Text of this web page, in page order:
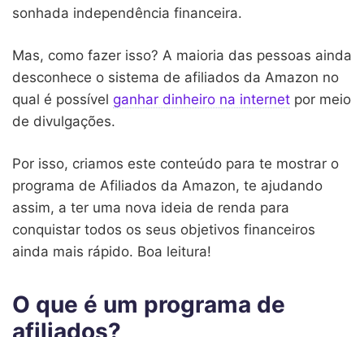
sonhada independência financeira.
Mas, como fazer isso? A maioria das pessoas ainda
desconhece o sistema de afiliados da Amazon no
qual é possível ganhar dinheiro na internet por meio
de divulgações.
Por isso, criamos este conteúdo para te mostrar o
programa de Afiliados da Amazon, te ajudando
assim, a ter uma nova ideia de renda para
conquistar todos os seus objetivos financeiros
ainda mais rápido. Boa leitura!
O que é um programa de
afiliados?